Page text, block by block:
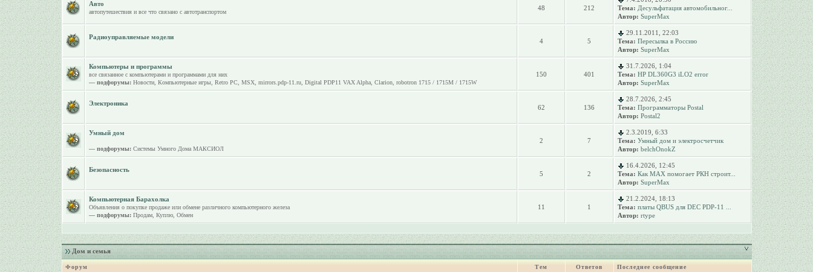
Авто
автопутешествия и все что связано с автотранспортом
48 212
Тема: Десульфатация автомобильног...
Автор: SuperMax
Радиоуправляемые модели
4 5
29.11.2011, 22:03
Тема: Пересылка в Россию
Автор: SuperMax
Компьютеры и программы
все связанное с компьютерами и программами для них
— подфорумы: Новости, Компьютерные игры, Retro PC MSX, mirrors.pdp-11.ru, Digital PDP11 VAX Alpha, Clarion, robotron 1715 / 1715M / 1715W
150 401
31.7.2026, 1:04
Тема: HP DL360G3 iLO2 error
Автор: SuperMax
Электроника
62 136
28.7.2026, 2:45
Тема: Программаторы Postal
Автор: Postal2
Умный дом
— подфорумы: Системы Умного Дома МАКСИОЛ
2 7
2.3.2019, 6:33
Тема: Умный дом и электросчетчик
Автор: belchOnokZ
Безопасность
5 2
16.4.2026, 12:45
Тема: Как MAX помогает РКН строит...
Автор: SuperMax
Компьютерная Барахолка
Объявления о покупке продаже или обмене различного компьютерного железа
— подфорумы: Продам, Куплю, Обмен
11 1
21.2.2024, 18:13
Тема: платы QBUS для DEC PDP-11 ...
Автор: rtype
Дом и семья
Форум Тем Ответов Последнее сообщение